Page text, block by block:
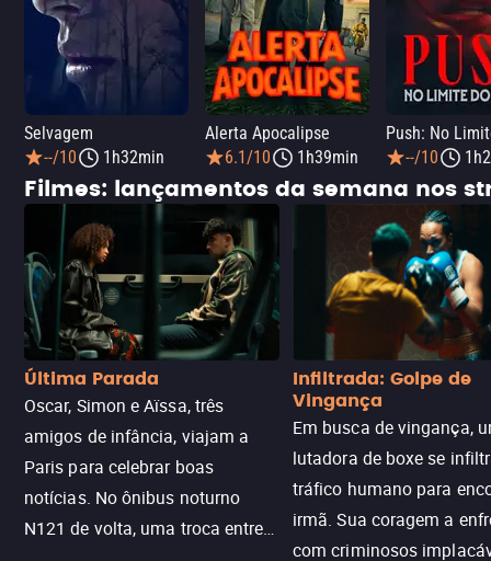
Selvagem
--/10
1h32min
Alerta Apocalipse
6.1/10
1h39min --/10
Filmes: lançamentos da semana nos
Última Parada
Oscar, Simon e Aïssa, três
amigos de infância, viajam a
Paris para celebrar boas
notícias. No ônibus noturno
N121 de volta, uma troca entre
Infiltrada: Golpe de
Vingança
Em busca de vingança,
lutadora de boxe se
tráfico humano para
irmã. Sua coragem a
com criminosos